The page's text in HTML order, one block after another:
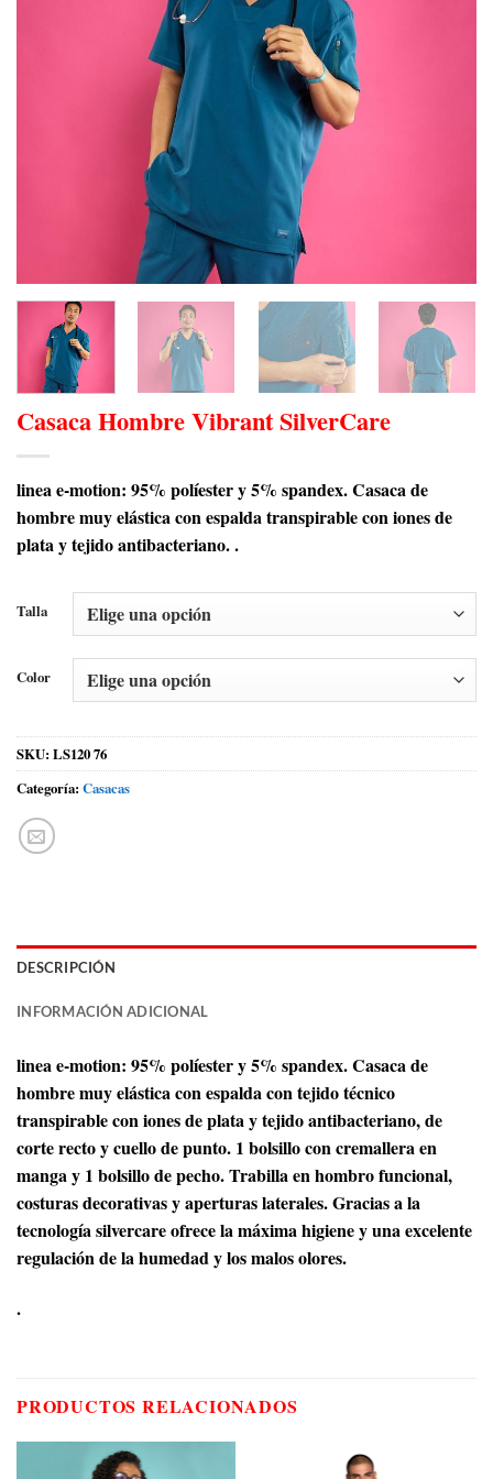
Casaca Hombre Vibrant SilverCare
linea e-motion: 95% políester y 5% spandex. Casaca de
hombre muy elástica con espalda transpirable con iones de
plata y tejido antibacteriano. .
Talla
Color
SKU: LS120 76
Categoría: Casacas
DESCRIPCIÓN
INFORMACIÓN ADICIONAL
linea e-motion: 95% políester y 5% spandex. Casaca de
hombre muy elástica con espalda con tejido técnico
transpirable con iones de plata y tejido antibacteriano, de
corte recto y cuello de punto. 1 bolsillo con cremallera en
manga y 1 bolsillo de pecho. Trabilla en hombro funcional,
costuras decorativas y aperturas laterales. Gracias a la
tecnología silvercare ofrece la máxima higiene y una excelente
regulación de la humedad y los malos olores.
.
PRODUCTOS RELACIONADOS